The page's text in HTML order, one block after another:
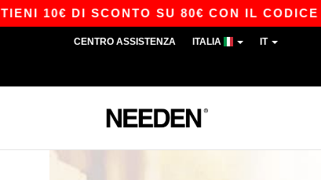
DI SCONTO SU 80€ CON IL CODICE APP10
CENTRO ASSISTENZA ITALIA IT